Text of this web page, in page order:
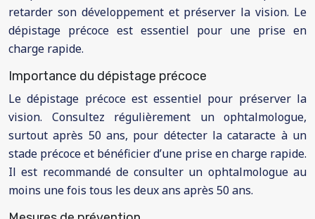
retarder son développement et préserver la vision. Le
dépistage précoce est essentiel pour une prise en
charge rapide.
Importance du dépistage précoce
Le dépistage précoce est essentiel pour préserver la
vision. Consultez régulièrement un ophtalmologue,
surtout après 50 ans, pour détecter la cataracte à un
stade précoce et bénéficier d’une prise en charge rapide.
Il est recommandé de consulter un ophtalmologue au
moins une fois tous les deux ans après 50 ans.